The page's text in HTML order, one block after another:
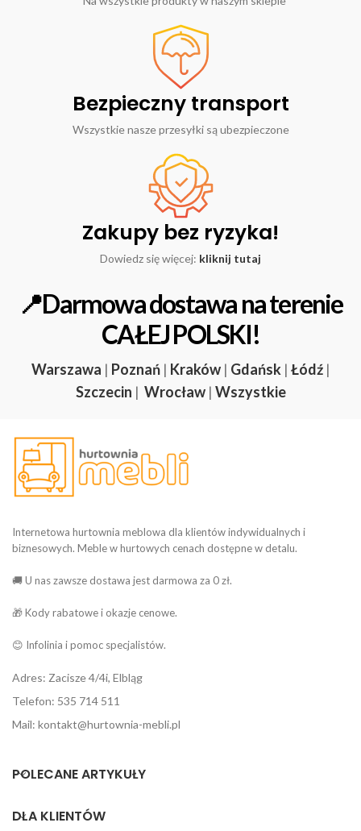
Bezpieczny transport
Wszystkie nasze przesyłki są ubezpieczone
Zakupy bez ryzyka!
Dowiedz się więcej: kliknij tutaj
📍Darmowa dostawa na terenie
CAŁEJ POLSKI!
Warszawa | Poznań | Kraków | Gdańsk | Łódź |
Szczecin | Wrocław | Wszystkie
Internetowa hurtownia meblowa dla klientów indywidualnych i
biznesowych. Meble w hurtowych cenach dostępne w detalu.
🚚 U nas zawsze dostawa jest darmowa za 0 zł.
🎁 Kody rabatowe i okazje cenowe.
😊 Infolinia i pomoc specjalistów.
Adres: Zacisze 4/4i, Elbląg
Telefon: 535 714 511
Mail: kontakt@hurtownia-mebli.pl
POLECANE ARTYKUŁY
DLA KLIENTÓW